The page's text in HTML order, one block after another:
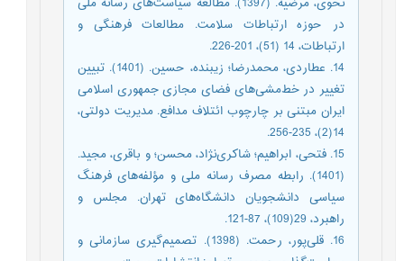
در حوزه ارتباطات سلامت. مطالعات فرهنگی و
ارتباطات، 14 (51)، 201-226.
14. عطاردی، محمدرضا؛ زیبنده، حسین. (1401). تبیین
تغییر در خط‌مشی‌های فضای مجازی جمهوری اسلامی
ایران مبتنی بر چارچوب ائتلاف مدافع. مدیریت دولتی،
14(2)، 235-256.
15. فتحی، ابراهیم؛ شاکری‌نژاد، محسن؛ و باقری، مجید.
(1401). رابطه مصرف رسانه ملی و مؤلفه‌های فرهنگ
سیاسی دانشجویان دانشگاه‌های تهران. مجلس و
راهبرد، 29(109)، 87-121.
16. قلی‌پور، رحمت. (1398). تصمیم‌گیری سازمانی و